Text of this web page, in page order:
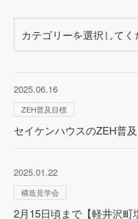
2025.06.16
ZEH普及目標
セイケンハウスのZEH普
2025.01.22
構造見学会
2月15日頃まで【軽井沢